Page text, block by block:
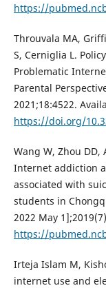
https://
Throuvala MA,
S, Cerniglia L.
Problematic
Parental
2021;18:4522.
https://doi.org/
Wang W, Zhou DD,
Internet addiction
associated with
students in
2022 May
https://
Irteja Islam M,
internet use and